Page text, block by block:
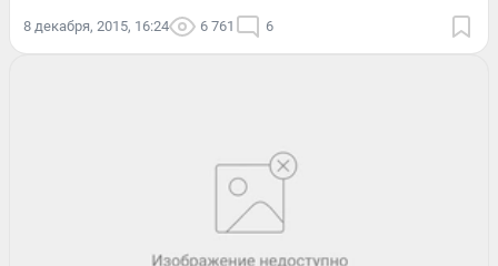
8 декабря, 2015, 16:24 6 761 6